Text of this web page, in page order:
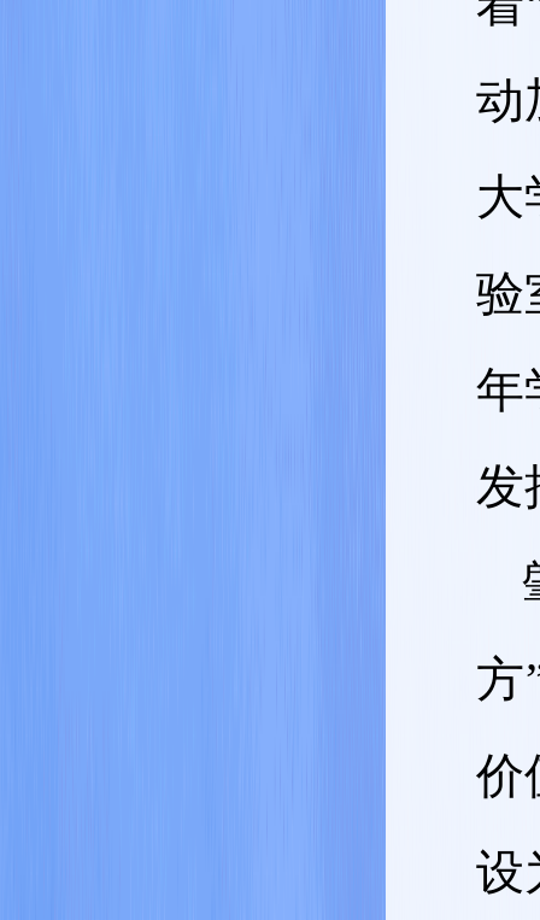
动
大
验
年
发
方
价
设